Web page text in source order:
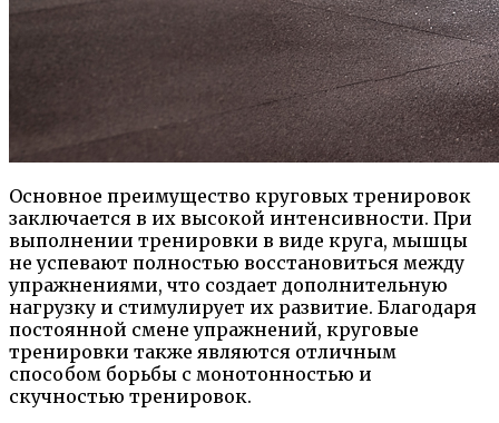
Основное преимущество круговых тренировок
заключается в их высокой интенсивности. При
выполнении тренировки в виде круга, мышцы
не успевают полностью восстановиться между
упражнениями, что создает дополнительную
нагрузку и стимулирует их развитие. Благодаря
постоянной смене упражнений, круговые
тренировки также являются отличным
способом борьбы с монотонностью и
скучностью тренировок.